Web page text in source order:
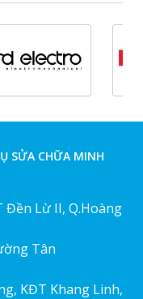
SỬA CHỮA MINH
Đền Lừ II, Q.Hoàng
Tân
KĐT Khang Linh,